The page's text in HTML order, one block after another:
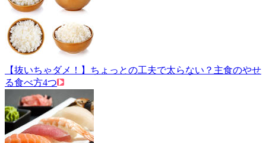
【抜いちゃダメ！】ちょっとの工夫で太らない？主食のやせ
る食べ方4つ